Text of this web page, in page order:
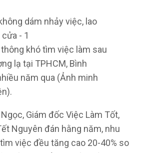
khó tìm việc làm sau
lạ tại TPHCM, Bình
năm qua (Ảnh minh
Giám đốc Việc Làm Tốt,
Nguyên đán hằng năm, nhu
việc đều tăng cao 20-40% so